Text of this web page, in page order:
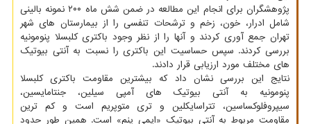
پژوهشگران برای انجام این مطالعه در ضمن شش ماه ۲۰۰ نمونه بالینی
شامل ادرار، خون، زخم و ترشحات تنفسی را از بیمارستان های شهر
تهران جمع آوری کردند و آنها را از نظر وجود باکتری کلبسلا پنومونیه
بررسی کردند. سپس حساسیت این باکتری را نسبت به آنتی بیوتیک
های مختلف مورد ارزیابی قرار دادند.
نتایج این بررسی نشان داد که بیشترین مقاومت باکتری کلبسلا
پنومونیه به آنتی بیوتیک های آمپی سیلین، جنتامایسین،
سیپروفلوکساسین، تتراسایکلین و تری متوپریم است و کم ترین
مقاومت مربوط به آنتی بیوتیک «ایمی پنم» است. همین طور حدود